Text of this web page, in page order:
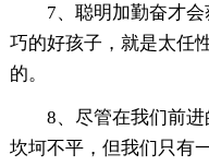
7、聪明加勤奋才
巧的好孩子，就是太任
的。
8、尽管在我们前进
坎坷不平，但我们只有